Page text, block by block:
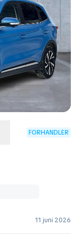
FORHANDLER
11 juni 2026